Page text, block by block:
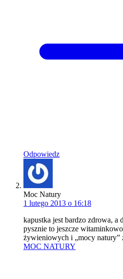
Odpowiedz
Moc Natury
1 lutego 2013 o 16:18
kapustka jest bardzo zdrowa, a
pysznie to jeszcze
żywieniowych i „mocy natury”
MOC NATURY